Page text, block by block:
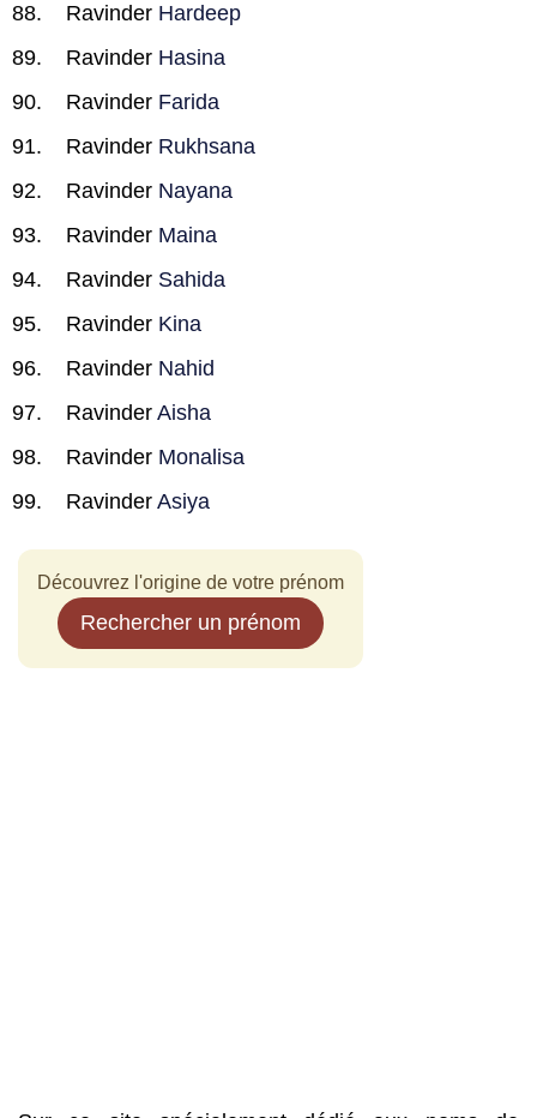
Ravinder Hardeep
Ravinder Hasina
Ravinder Farida
Ravinder Rukhsana
Ravinder Nayana
Ravinder Maina
Ravinder Sahida
Ravinder Kina
Ravinder Nahid
Ravinder Aisha
Ravinder Monalisa
Ravinder Asiya
Découvrez l'origine de votre prénom
Rechercher un prénom